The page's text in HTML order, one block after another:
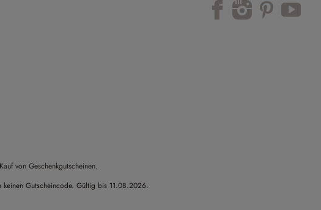
von Geschenkgutscheinen.
Gutscheincode. Gültig bis 11.08.2026.